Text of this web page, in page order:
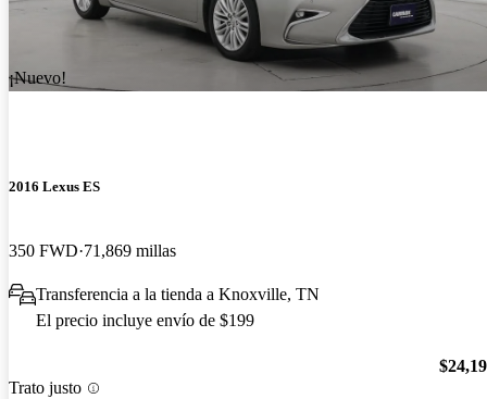
¡Nuevo!
2016 Lexus ES
350 FWD 71,869 millas
Transferencia a la tienda a Knoxville, TN
El precio incluye envío de $199
Trato justo